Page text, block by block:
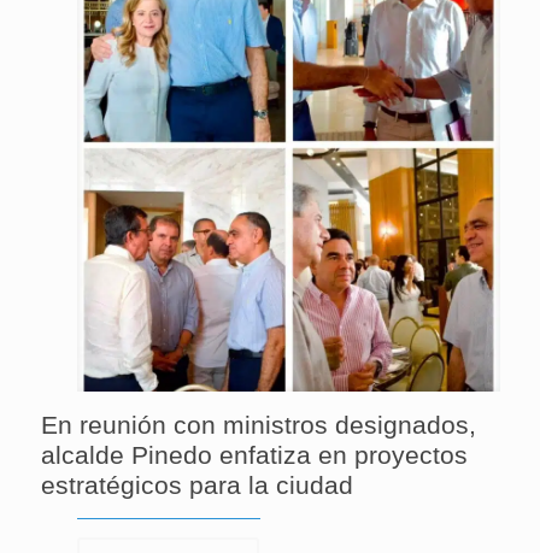
En reunión con ministros designados,
alcalde Pinedo enfatiza en proyectos
estratégicos para la ciudad